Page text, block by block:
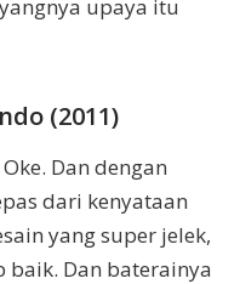
upaya itu
(2011)
Dan dengan
dari kenyataan
yang super jelek,
Dan baterainya